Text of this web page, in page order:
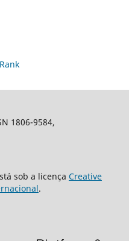
1806-9584,
sob a licença Creative
.